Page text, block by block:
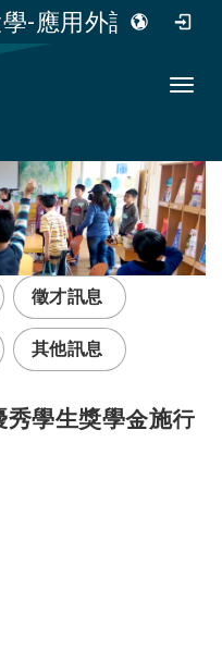
-應用外語系
容
徵才訊息
其他訊息
秀學生獎學金施行